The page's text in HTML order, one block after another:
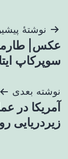
راهبری
نوشته
نوشتهٔ
عکس| طارمی
سوپرکاپ
نوشته بعدی
آمریکا در
زیردریایی